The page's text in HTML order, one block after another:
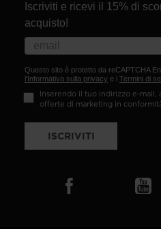
Iscriviti e ricevi il 15% di
acquisto!
Questo sito è protetto da reCAPTCHA
l'Informativa sulla privacy e i Termini di
Inserendo il tuo indirizzo e-mail,
offerte di marketing in
ISCRIVITI